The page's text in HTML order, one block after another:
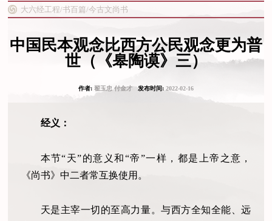
大六经工程/书百篇/今古文尚书
中国民本观念比西方公民观念更为普
世（《皋陶谟》三）
作者: 翟玉忠 付金才发布时间: 2022-02-16
经义：
本节“天”的意义和“帝”一样，都是上帝之意，
《尚书》中二者常互换使用。
天是主宰一切的至高力量。与西方全知全能、远